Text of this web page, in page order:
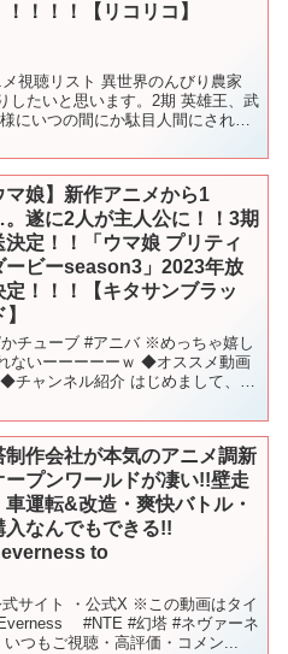
！！！！【リコリコ】
視聴リスト 異世界のんびり農家
したいと思います。2期 英雄王、武
にいつの間にか駄目人間にされて
マ娘】新作アニメから1
遂に2人が主人公に！！3期
決定！！「ウマ娘 プリティ
ービーseason3」2023年放
定！！！【キタサンブラッ
チューブ #アニバ ※めっちゃ嬉し
ないーーーーーｗ ◆オススメ動画
ャンネル紹介 はじめまして、ま
制作会社が本気のアニメ調新
ープンワールドが凄い!!壁走
車運転&改造・爽快バトル・
入なんでもできる!!
to
サイト ・公式X ※この動画はタイ
#NTE #幻塔 #ネヴァーネ
つもご視聴・高評価・コメン...